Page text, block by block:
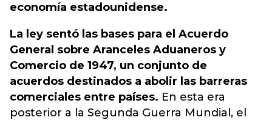
economía estadounidense.
La ley sentó las bases para el Acuerdo
General sobre Aranceles Aduaneros y
Comercio de 1947, un conjunto de
acuerdos destinados a abolir las barreras
comerciales entre países. En esta era
posterior a la Segunda Guerra Mundial, el